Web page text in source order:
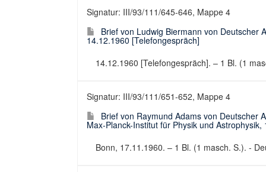
Signatur: III/93/111/645-646, Mappe 4
Brief von Ludwig Biermann von Deutscher
14.12.1960 [Telefongespräch]
14.12.1960 [Telefongespräch]. – 1 Bl. (1
Signatur: III/93/111/651-652, Mappe 4
Brief von Raymund Adams von Deutscher
Max-Planck-Institut für Physik und Astrophysik,
Bonn, 17.11.1960. – 1 Bl. (1 masch. S.). -